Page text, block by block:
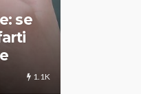
se
1.1K